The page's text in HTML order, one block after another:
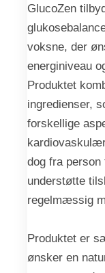
GlucoZen
voksne, der
energiniveau
Produktet
ingredienser,
forskellige
dog fra
understøtte
regelmæssig
Produktet er
ønsker en